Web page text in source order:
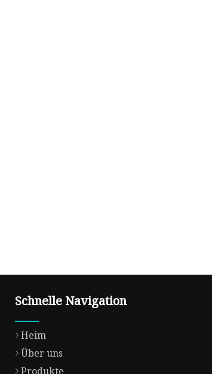
Schnelle Navigation
Heim
Über uns
Produkte